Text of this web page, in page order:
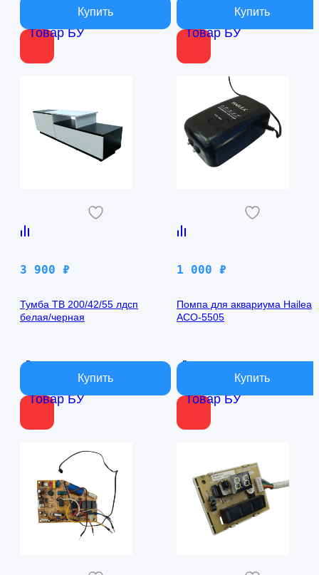
Товар БУ Товар БУ
Товар БУ
3 900 ₽
Тумба ТВ 200/42/55 лдсп
белая/черная
В наличии
Товар БУ
1 000 ₽
Помпа для аквариума Hailea
ACO-5505
В наличии